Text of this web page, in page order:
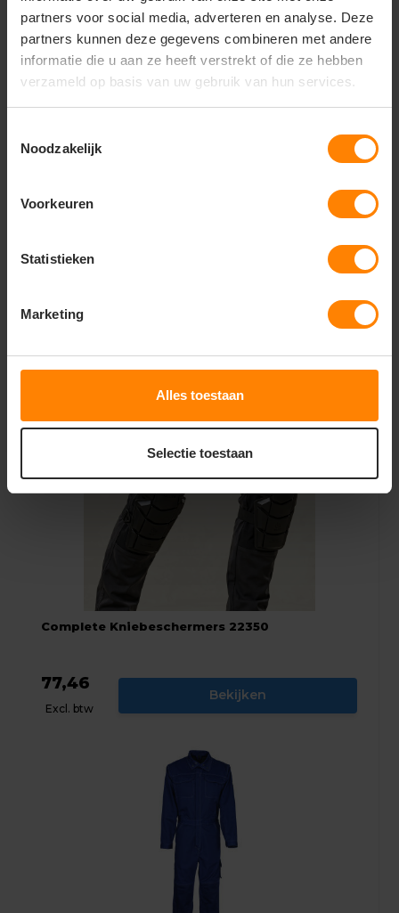
partners voor social media, adverteren en analyse. Deze
partners kunnen deze gegevens combineren met andere
informatie die u aan ze heeft verstrekt of die ze hebben
verzameld op basis van uw gebruik van hun services.
Noodzakelijk
Voorkeuren
Statistieken
Marketing
Alles toestaan
Selectie toestaan
Complete Kniebeschermers 20118
77,46
Complete Kniebeschermers 22350
77,46
Excl. btw
Bekijken